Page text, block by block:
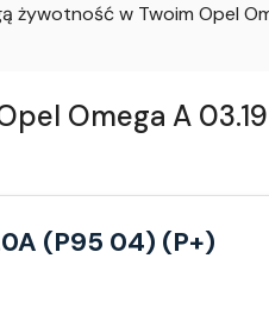
żywotność w Twoim Opel
Omega A
(P95 04) (P+)